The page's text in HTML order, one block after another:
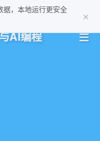
据，本地运行更安全
×
AI编程